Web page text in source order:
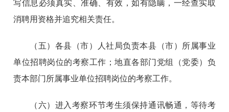
写信息必须真实、准确、有效，如有隐瞒，一经查实取
消聘用资格并追究相关责任。
（五）各县（市）人社局负责本县（市）所属事业
单位招聘岗位的考察工作；地直各部门党组（党委）负
责本部门所属事业单位招聘岗位的考察工作。
（六）进入考察环节考生须保持通讯畅通，等待考